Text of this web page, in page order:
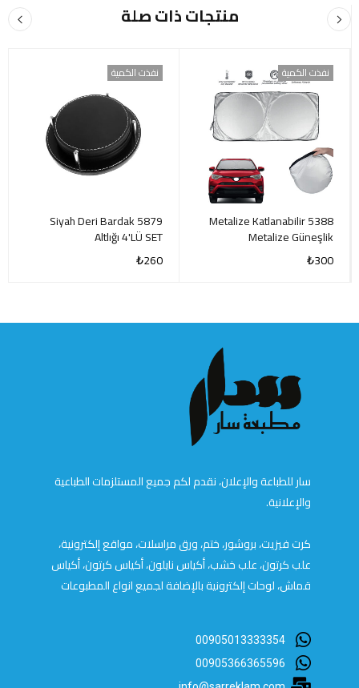
منتجات ذات صلة
نفذت الكمية
5388 Metalize Katlanabilir
Metalize Güneşlik
₺300
نفذت الكمية
5879 Siyah Deri Bardak
Altlığı 4'LÜ SET
₺260
سار للطباعة والإعلان، نقدم لكم جميع المستلزمات الطباعية
والإعلانية.
كرت فيزيت، بروشور، ختم، ورق مراسلات، مواقع إلكترونية،
علب كرتون، علب خشب، أكياس نايلون، أكياس كرتون، أكياس
قماش، لوحات إلكترونية بالإضافة لجميع انواع المطبوعات
00905013333354
00905366365596